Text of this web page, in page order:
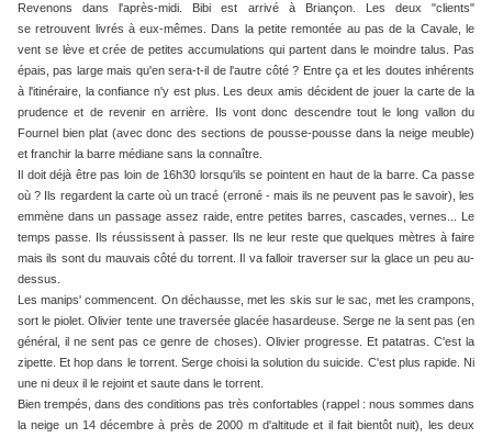
Revenons dans l'après-midi. Bibi est arrivé à Briançon. Les deux "clients"
se retrouvent livrés à eux-mêmes. Dans la petite remontée au pas de la Cavale, le
vent se lève et crée de petites accumulations qui partent dans le moindre talus. Pas
épais, pas large mais qu'en sera-t-il de l'autre côté ? Entre ça et les doutes inhérents
à l'itinéraire, la confiance n'y est plus. Les deux amis décident de jouer la carte de la
prudence et de revenir en arrière. Ils vont donc descendre tout le long vallon du
Fournel bien plat (avec donc des sections de pousse-pousse dans la neige meuble)
et franchir la barre médiane sans la connaître.
Il doit déjà être pas loin de 16h30 lorsqu'ils se pointent en haut de la barre. Ca passe
où ? Ils regardent la carte où un tracé (erroné - mais ils ne peuvent pas le savoir), les
emmène dans un passage assez raide, entre petites barres, cascades, vernes... Le
temps passe. Ils réussissent à passer. Ils ne leur reste que quelques mètres à faire
mais ils sont du mauvais côté du torrent. Il va falloir traverser sur la glace un peu au-
dessus.
Les manips' commencent. On déchausse, met les skis sur le sac, met les crampons,
sort le piolet. Olivier tente une traversée glacée hasardeuse. Serge ne la sent pas (en
général, il ne sent pas ce genre de choses). Olivier progresse. Et patatras. C'est la
zipette. Et hop dans le torrent. Serge choisi la solution du suicide. C'est plus rapide. Ni
une ni deux il le rejoint et saute dans le torrent.
Bien trempés, dans des conditions pas très confortables (rappel : nous sommes dans
la neige un 14 décembre à près de 2000 m d'altitude et il fait bientôt nuit), les deux